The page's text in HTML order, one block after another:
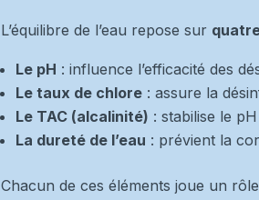
L’équilibre de l’eau repose sur
Le pH : influence l’efficacité des
Le taux de chlore : assure la
Le TAC (alcalinité) : stabilise le
La dureté de l’eau : prévient la
Chacun de ces éléments joue un